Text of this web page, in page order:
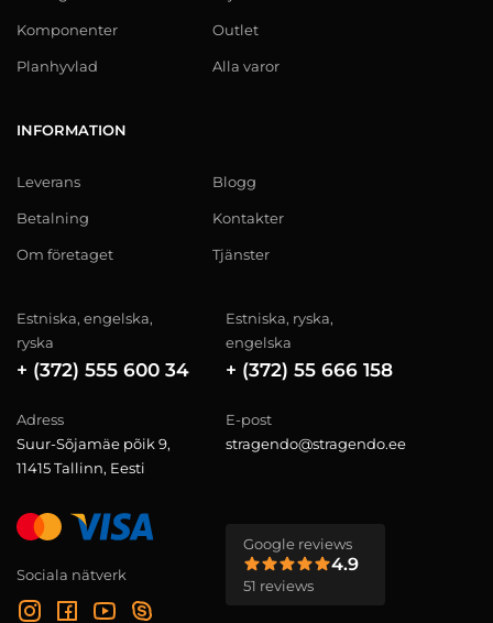
Komponenter
Planhyvlad
Outlet
Alla varor
INFORMATION
Leverans
Betalning
Om företaget
Blogg
Kontakter
Tjänster
Estniska, engelska,
ryska
+ (372) 555 600 34
Estniska, ryska,
engelska
+ (372) 55 666 158
Adress
Suur-Sõjamäe põik 9,
11415 Tallinn, Eesti
E-post
stragendo@stragendo.ee
Sociala nätverk
Google reviews
4.9
51 reviews